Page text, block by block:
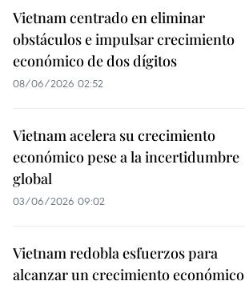
Vietnam centrado en eliminar
obstáculos e impulsar crecimiento
económico de dos dígitos
08/06/2026 02:52
Vietnam acelera su crecimiento
económico pese a la incertidumbre
global
03/06/2026 09:02
Vietnam redobla esfuerzos para
alcanzar un crecimiento económico